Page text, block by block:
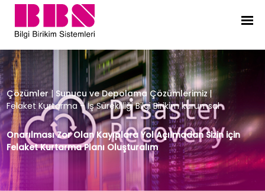
Felaket Kurtarma – İş Sürekliliği
Çözümler | Sunucu ve Depolama Çözümlerimiz|
Felaket Kurtarma – İş Sürekliliği Bilgi Birikim kurumsal
Onarılması Zor Olan Kayıplara Yol Açılmadan Sizin için
Felaket Kurtarma Planı Oluşturalım